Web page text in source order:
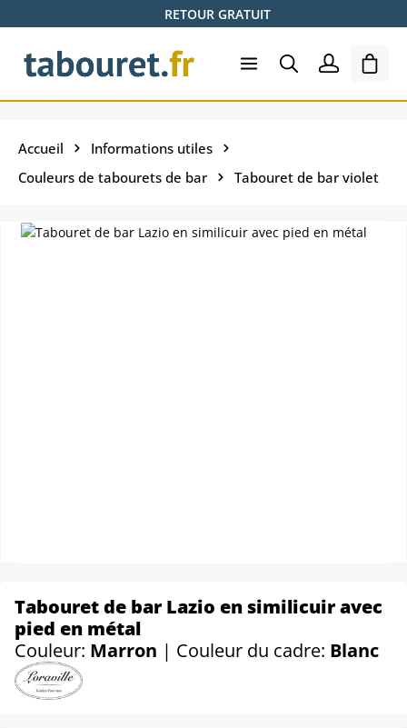
Passer au contenu principalRETOUR GRATUIT
Le
Accueil
Informations utiles
Couleurs de tabourets de bar
Tabouret de bar violet
Tabouret de bar Lazio en similicuir avec
pied en métal
Couleur: Marron | Couleur du cadre: Blanc